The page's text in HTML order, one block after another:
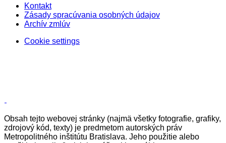
Kontakt
Zásady spracúvania osobných údajov
Archív zmlúv
Cookie settings
Obsah tejto webovej stránky (najmä všetky fotografie, grafiky,
zdrojový kód, texty) je predmetom autorských práv
Metropolitného inštitútu Bratislava. Jeho použitie alebo